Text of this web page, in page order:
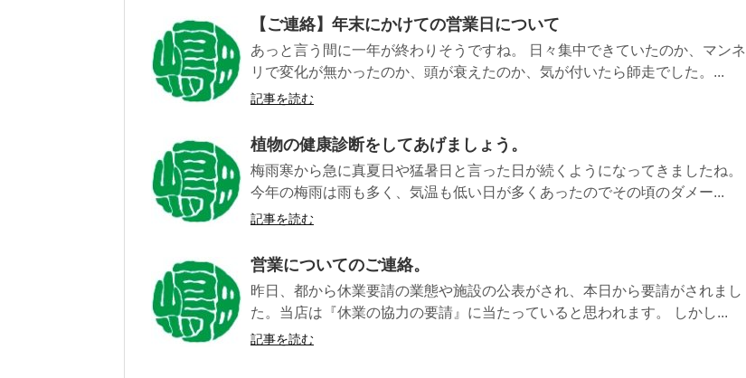
【ご連絡】年末にかけての営業日について
あっと言う間に一年が終わりそうですね。 日々集中できていたのか、マンネ
リで変化が無かったのか、頭が衰えたのか、気が付いたら師走でした。...
記事を読む
植物の健康診断をしてあげましょう。
梅雨寒から急に真夏日や猛暑日と言った日が続くようになってきましたね。
今年の梅雨は雨も多く、気温も低い日が多くあったのでその頃のダメー...
記事を読む
営業についてのご連絡。
昨日、都から休業要請の業態や施設の公表がされ、本日から要請がされまし
た。当店は『休業の協力の要請』に当たっていると思われます。 しかし...
記事を読む